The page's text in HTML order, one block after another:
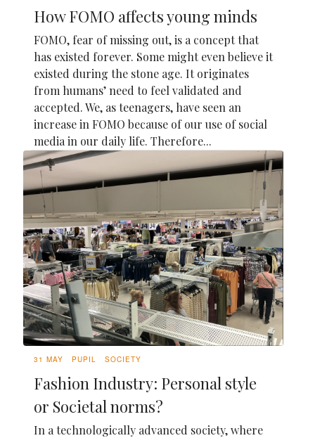
How FOMO affects young minds
FOMO, fear of missing out, is a concept that
has existed forever. Some might even believe it
existed during the stone age. It originates
from humans’ need to feel validated and
accepted. We, as teenagers, have seen an
increase in FOMO because of our use of social
media in our daily life. Therefore...
31 MAY PUPIL SOCIETY
Fashion Industry: Personal style
or Societal norms?
In a technologically advanced society, where